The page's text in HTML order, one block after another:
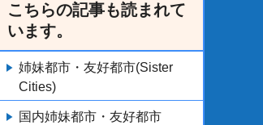
こちらの記事も読まれて
います。
姉妹都市・友好都市(Sister
Cities)
国内姉妹都市・友好都市